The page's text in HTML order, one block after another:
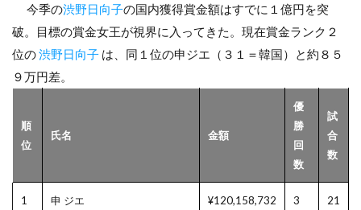
今季の渋野日向子の国内獲得賞金額はすでに１億円を突
破。目標の賞金女王が視界に入ってきた。現在賞金ランク２
位の渋野日向子 は、同１位の申ジエ（３１＝韓国）と約８５
９万円差。
順
位
氏名 金額
優
勝
回
数
試
合
数
1 申 ジエ ¥120,158,732 3 21